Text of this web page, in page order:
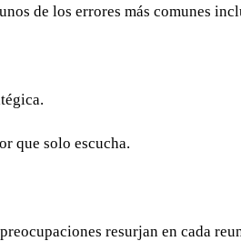
de los errores más comunes
que solo escucha.
resurjan en cada